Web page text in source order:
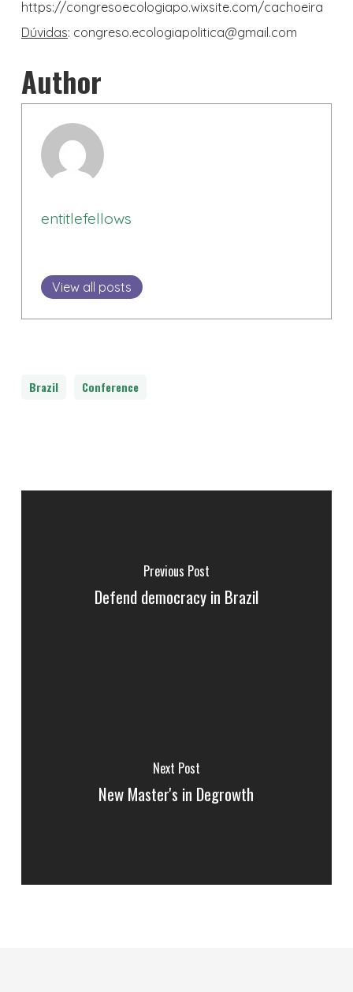
https://congresoecologiapo.wixsite.com/cachoeira
Dúvidas: congreso.ecologiapolitica@gmail.com
Author
entitlefellows
View all posts
Brazil Conference
Previous Post
Defend democracy in Brazil
Next Post
New Master's in Degrowth